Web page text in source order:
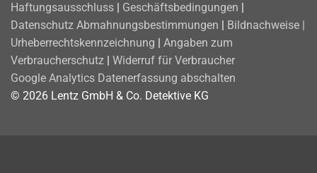
Haftungsausschluss | Geschäftsbedingungen |
Datenschutz Abmahnungsbestimmungen | Bildnachweise |
Urheberrechtskennzeichnung | Angaben zum
Verbraucherschutz | Widerruf für Verbraucher
Google Analytics Datenerfassung abschalten
© 2026 Lentz GmbH & Co. Detektive KG